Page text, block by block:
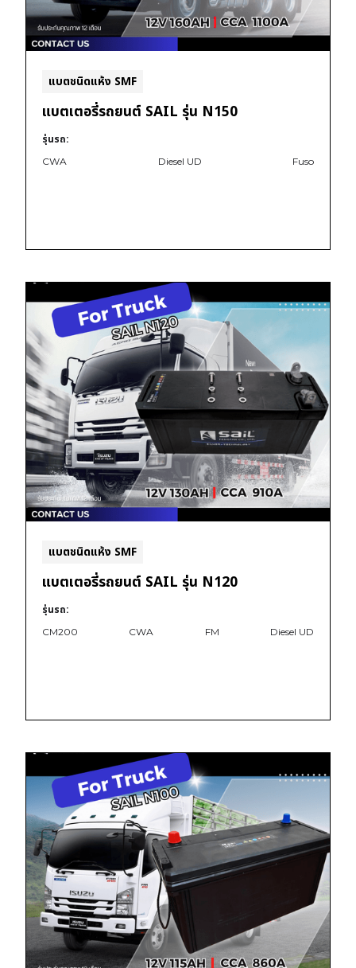
แบตชนิดแห้ง SMF
แบตเตอรี่รถยนต์ SAIL รุ่น N150
รุ่นรถ:
CWA Diesel UD Fuso
แบตชนิดแห้ง SMF
แบตเตอรี่รถยนต์ SAIL รุ่น N120
รุ่นรถ:
CM200 CWA FM Diesel UD